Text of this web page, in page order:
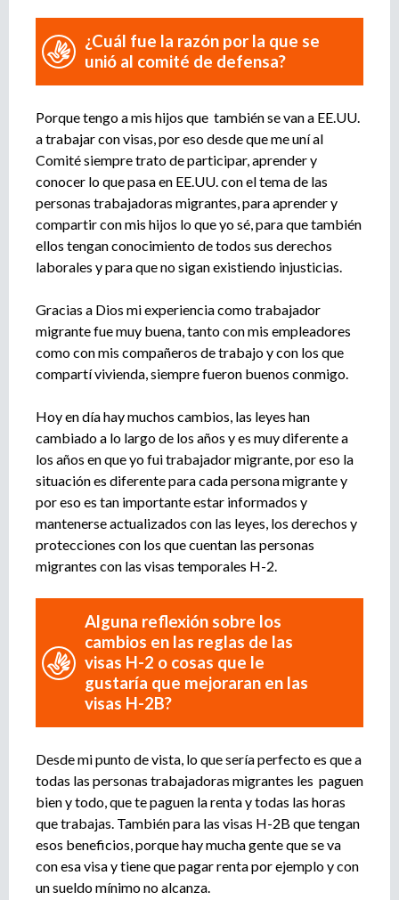
¿Cuál fue la razón por la que se
unió al comité de defensa?
Porque tengo a mis hijos que también se van a EE.UU.
a trabajar con visas, por eso desde que me uní al
Comité siempre trato de participar, aprender y
conocer lo que pasa en EE.UU. con el tema de las
personas trabajadoras migrantes, para aprender y
compartir con mis hijos lo que yo sé, para que también
ellos tengan conocimiento de todos sus derechos
laborales y para que no sigan existiendo injusticias.
Gracias a Dios mi experiencia como trabajador
migrante fue muy buena, tanto con mis empleadores
como con mis compañeros de trabajo y con los que
compartí vivienda, siempre fueron buenos conmigo.
Hoy en día hay muchos cambios, las leyes han
cambiado a lo largo de los años y es muy diferente a
los años en que yo fui trabajador migrante, por eso la
situación es diferente para cada persona migrante y
por eso es tan importante estar informados y
mantenerse actualizados con las leyes, los derechos y
protecciones con los que cuentan las personas
migrantes con las visas temporales H-2.
Alguna reflexión sobre los
cambios en las reglas de las
visas H-2 o cosas que le
gustaría que mejoraran en las
visas H-2B?
Desde mi punto de vista, lo que sería perfecto es que a
todas las personas trabajadoras migrantes les paguen
bien y todo, que te paguen la renta y todas las horas
que trabajas. También para las visas H-2B que tengan
esos beneficios, porque hay mucha gente que se va
con esa visa y tiene que pagar renta por ejemplo y con
un sueldo mínimo no alcanza.